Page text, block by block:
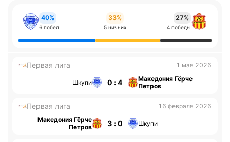
40%
6 побед
33%
5 ничьих
27%
4 победы
Первая лига 1 мая 2026
Шкупи 0 : 4
Македония Гёрче
Петров
Первая лига
16 февраля 2026
Македония Гёрче
Петров
3 : 0 Шкупи